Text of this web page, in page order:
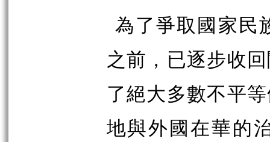
為了爭取國家民
之前，已逐步收
了絕大多數不平
地與外國在華的